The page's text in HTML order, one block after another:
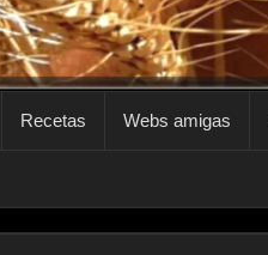
Recetas Webs amigas